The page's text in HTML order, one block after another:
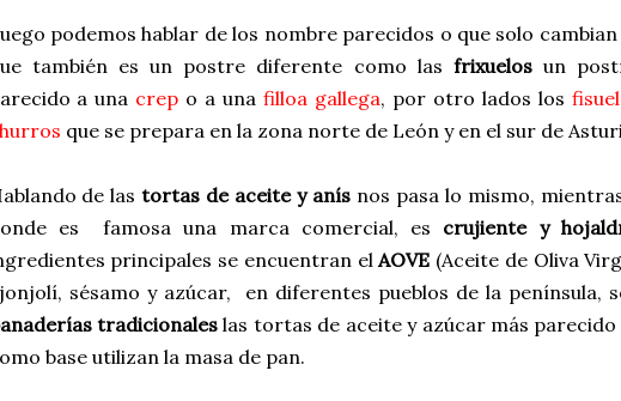
podemos hablar de los nombre parecidos o que solo
también es un postre diferente como las frixuelosun
a una crep o a unafilloa gallega, por otro lados los
que se prepara en la zona norte de León y en el sur de
de lastortas de aceite y anís nos pasa lo mismo,
es famosa una marca comercial, es crujiente y
principales se encuentran elAOVE (Aceite de Oliva
sésamo y azúcar, en diferentes pueblos de la península,
tradicionaleslas tortas de aceite y azúcar más
base utilizan la masa de pan.